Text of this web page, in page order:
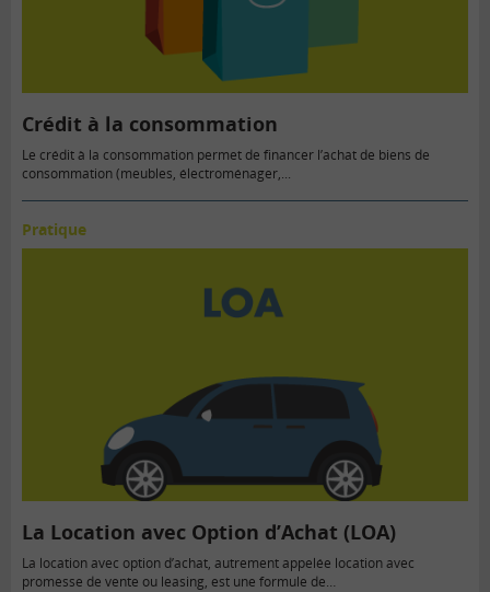
Crédit à la consommation
Le crédit à la consommation permet de financer l’achat de biens de
consommation (meubles, électroménager,...
Pratique
La Location avec Option d’Achat (LOA)
La location avec option d’achat, autrement appelée location avec
promesse de vente ou leasing, est une formule de…